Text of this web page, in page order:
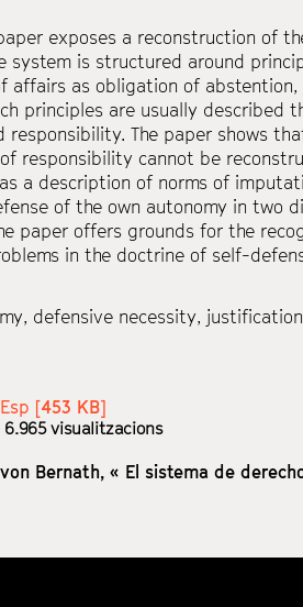
exposes a reconstruction of
system is structured around
affairs as obligation of
principles are usually described
responsibility. The paper shows
responsibility cannot be
a description of norms of
of the own autonomy in two
paper offers grounds for the
in the doctrine of self-
, defensive necessity, justification
Esp [453 KB]
visualitzacions
Bernath, « El sistema de